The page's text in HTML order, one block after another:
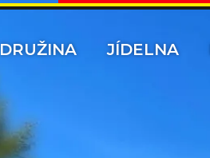
DRUŽINA JÍDELNA